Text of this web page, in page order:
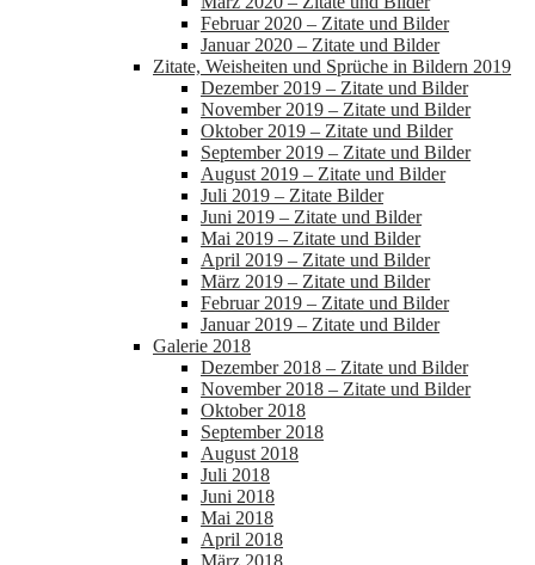
Februar 2020 – Zitate und Bilder
Januar 2020 – Zitate und Bilder
Zitate, Weisheiten und Sprüche in Bildern 2019
Dezember 2019 – Zitate und Bilder
November 2019 – Zitate und Bilder
Oktober 2019 – Zitate und Bilder
September 2019 – Zitate und Bilder
August 2019 – Zitate und Bilder
Juli 2019 – Zitate Bilder
Juni 2019 – Zitate und Bilder
Mai 2019 – Zitate und Bilder
April 2019 – Zitate und Bilder
März 2019 – Zitate und Bilder
Februar 2019 – Zitate und Bilder
Januar 2019 – Zitate und Bilder
Galerie 2018
Dezember 2018 – Zitate und Bilder
November 2018 – Zitate und Bilder
Oktober 2018
September 2018
August 2018
Juli 2018
Juni 2018
Mai 2018
April 2018
März 2018